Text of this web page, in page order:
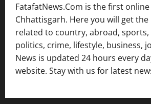
FatafatNews.Com is the first
Chhattisgarh. Here you will get the
related to country, abroad,
politics, crime, lifestyle, business,
News is updated 24 hours every
website. Stay with us for latest